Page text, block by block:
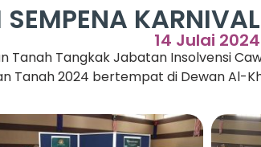
SEMPENA
14 Julai 2024
Tanah Tangkak Jabatan Insolvensi
Tanah 2024 bertempat di Dewan Al-